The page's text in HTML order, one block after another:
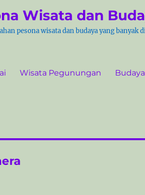
Wisata dan
pesona wisata dan budaya yang
Wisata Pegunungan